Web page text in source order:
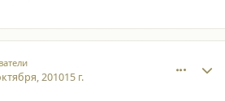
201015 г.